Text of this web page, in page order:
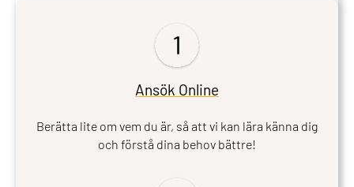
Ansök Online
Berätta lite om vem du är, så att vi kan lära känna dig
och förstå dina behov bättre!